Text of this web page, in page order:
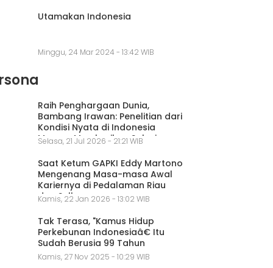
Utamakan Indonesia
Minggu, 24 Mar 2024 - 13:42 WIB
Raih Penghargaan Dunia,
Bambang Irawan: Penelitian dari
Kondisi Nyata di Indonesia
Mampu Memberikan Solusi
Selasa, 21 Jul 2026 - 21:21 WIB
Saat Ketum GAPKI Eddy Martono
Mengenang Masa-masa Awal
Kariernya di Pedalaman Riau
dan Sulbar
Kamis, 22 Jan 2026 - 13:02 WIB
Tak Terasa, "Kamus Hidup
Perkebunan Indonesiaâ€ Itu
Sudah Berusia 99 Tahun
Kamis, 27 Nov 2025 - 10:29 WIB